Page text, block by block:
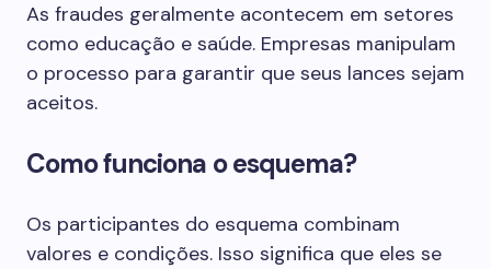
As fraudes geralmente acontecem em setores
como educação e saúde. Empresas manipulam
o processo para garantir que seus lances sejam
aceitos.
Como funciona o esquema?
Os participantes do esquema combinam
valores e condições. Isso significa que eles se